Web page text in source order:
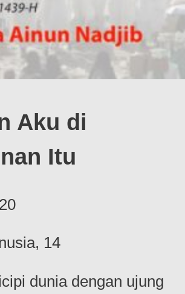
Aku di
Itu
14
dunia dengan ujung